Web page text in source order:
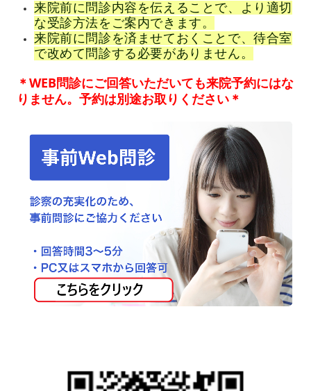
来院前に問診内容を伝えることで、より適切
な受診方法をご案内できます。
来院前に問診を済ませておくことで、待合室
で改めて問診する必要がありません。
＊WEB問診にご回答いただいても来院予約にはな
りません。予約は別途お取りください＊